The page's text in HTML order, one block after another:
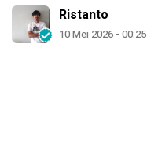
Ristanto
10 Mei 2026 - 00:25